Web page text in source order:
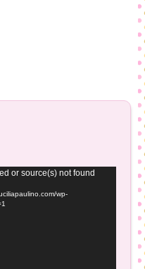
or source(s) not found
wp-